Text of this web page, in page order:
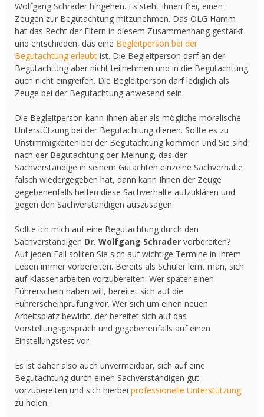
Wolfgang Schrader hingehen. Es steht Ihnen frei, einen
Zeugen zur Begutachtung mitzunehmen. Das OLG Hamm
hat das Recht der Eltern in diesem Zusammenhang gestärkt
und entschieden, das eine Begleitperson bei der
Begutachtung erlaubt ist. Die Begleitperson darf an der
Begutachtung aber nicht teilnehmen und in die Begutachtung
auch nicht eingreifen. Die Begleitperson darf lediglich als
Zeuge bei der Begutachtung anwesend sein.
Die Begleitperson kann Ihnen aber als mögliche moralische
Unterstützung bei der Begutachtung dienen. Sollte es zu
Unstimmigkeiten bei der Begutachtung kommen und Sie sind
nach der Begutachtung der Meinung, das der
Sachverständige in seinem Gutachten einzelne Sachverhalte
falsch wiedergegeben hat, dann kann Ihnen der Zeuge
gegebenenfalls helfen diese Sachverhalte aufzuklären und
gegen den Sachverständigen auszusagen.
Sollte ich mich auf eine Begutachtung durch den
Sachverständigen Dr. Wolfgang Schrader vorbereiten?
Auf jeden Fall sollten Sie sich auf wichtige Termine in Ihrem
Leben immer vorbereiten. Bereits als Schüler lernt man, sich
auf Klassenarbeiten vorzubereiten. Wer später einen
Führerschein haben will, bereitet sich auf die
Führerscheinprüfung vor. Wer sich um einen neuen
Arbeitsplatz bewirbt, der bereitet sich auf das
Vorstellungsgespräch und gegebenenfalls auf einen
Einstellungstest vor.
Es ist daher also auch unvermeidbar, sich auf eine
Begutachtung durch einen Sachverständigen gut
vorzubereiten und sich hierbei professionelle Unterstützung
zu holen.